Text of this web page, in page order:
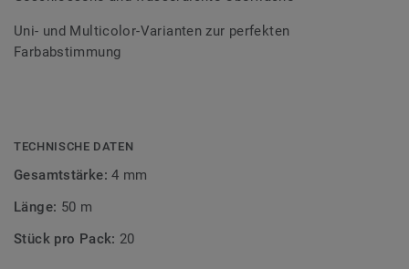
Uni- und Multicolor-Varianten zur perfekten
Farbabstimmung
TECHNISCHE DATEN
Gesamtstärke:4 mm
Länge: 50 m
Stück pro Pack: 20